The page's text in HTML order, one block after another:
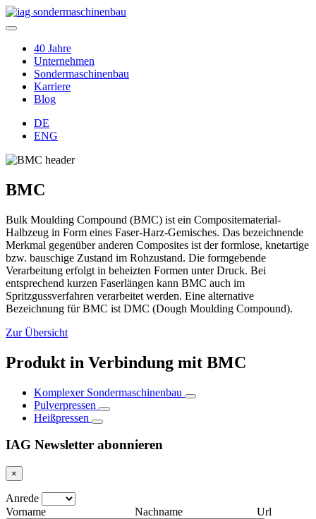
40 Jahre
Unternehmen
Sondermaschinenbau
Karriere
Blog
DE
ENG
BMC
Bulk Moulding Compound (BMC) ist ein Compositematerial-
Halbzeug in Form eines Faser-Harz-Gemisches. Das bezeichnende
Merkmal gegenüber anderen Composites ist der formlose, knetartige
bzw. bauschige Zustand im Rohzustand. Die formgebende
Verarbeitung erfolgt in beheizten Formen unter Druck. Bei
entsprechend kurzen Faserlängen kann BMC auch im
Spritzgussverfahren verarbeitet werden. Eine alternative
Bezeichnung für BMC ist DMC (Dough Moulding Compound).
Zur Übersicht
Produkt in Verbindung mit BMC
Komplexer Sondermaschinenbau
Pulverpressen
Heißpressen
IAG Newsletter abonnieren
×
Anrede
Vorname
Nachname Url